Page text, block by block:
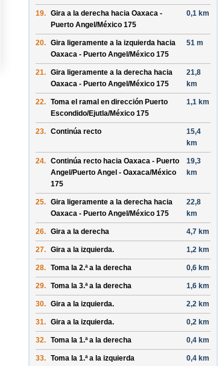
19. Gira a la derecha hacia Oaxaca -
Puerto Angel/México 175
0,1 km
20. Gira ligeramente a la izquierda hacia
Oaxaca - Puerto Angel/México 175
51 m
21. Gira ligeramente a la derecha hacia
Oaxaca - Puerto Angel/México 175
21,8
km
22. Toma el ramal en dirección Puerto
Escondido/Ejutla/México 175
1,1 km
23. Continúa recto
15,4
km
24. Continúa recto hacia Oaxaca - Puerto
Angel/Puerto Angel - Oaxaca/México
175
19,3
km
25. Gira ligeramente a la derecha hacia
Oaxaca - Puerto Angel/México 175
22,8
km
26. Gira a la derecha 4,7 km
27. Gira a la izquierda. 1,2 km
28. Toma la 2.ª a la derecha 0,6 km
29. Toma la 3.ª a la derecha 1,6 km
30. Gira a la izquierda. 2,2 km
31. Gira a la izquierda. 0,2 km
32. Toma la 1.ª a la derecha 0,4 km
33. Toma la 1.ª a la izquierda 0,4 km